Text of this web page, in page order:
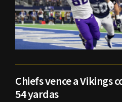
Chiefs vence a Vikings
54 yardas